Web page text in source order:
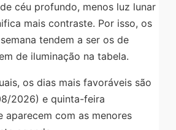
céu profundo, menos luz lunar
mais contraste. Por isso, os
tendem a ser os de
de iluminação na tabela.
os dias mais favoráveis são
2026) e quinta-feira
aparecem com as menores